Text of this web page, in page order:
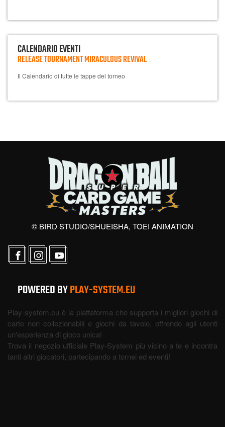
CALENDARIO EVENTI
RELEASE TOURNAMENT MIRACULOUS REVIVAL
Il Calendario di tutte le tappe del torneo
© BIRD STUDIO/SHUEISHA, TOEI ANIMATION
POWERED BYPLAY-SYSTEM.EU
Play-system.eu è la piattaforma che supporta i migliori giochi di
carte non collezionabili e giochi da tavolo, offrendo agli utenti
un'esperienza di gioco unica!
Trova il negozio ufficiale Play-System più vicino a te e incontra
tanti altri giocatori, partecipando a tornei ed eventi!